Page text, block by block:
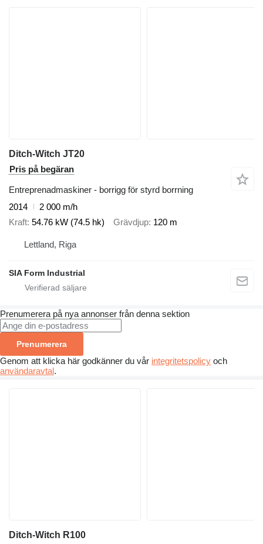
Ditch-Witch JT20
Pris på begäran
Entreprenadmaskiner - borrigg för styrd borrning
2014
2 000 m/h
Kraft 54.76 kW (74.5 hk) Grävdjup 120 m
Lettland, Riga
SIA Form Industrial
Prenumerera på nya annonser från denna sektion
Prenumerera
Genom att klicka här godkänner du vår integritetspolicy och
användaravtal.
Ditch-Witch R100